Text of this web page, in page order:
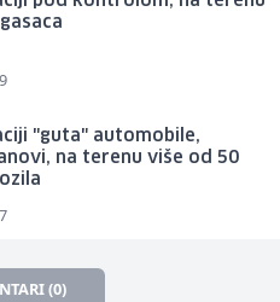
"guta" automobile,
na terenu više od 50
(0)